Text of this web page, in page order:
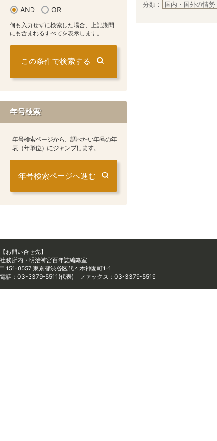
AND OR
何も入力せずに検索した場合、上記期間
にも含まれるすべてを表示します。
年号検索
年号検索ページから、調べたい年号の年
表（年単位）にジャンプします。
年号検索ページへ進む
分類：
国内・国外の情勢
【お問い合せ先】
社務所内・明治神宮百年誌編纂室
〒151-8557 東京都渋谷区代々木神園町1-1
電話：03-3379-5511(代表) ファックス：03-3379-5519